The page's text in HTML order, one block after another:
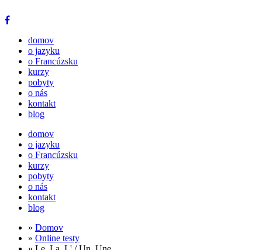
domov
o jazyku
o Francúzsku
kurzy
pobyty
o nás
kontakt
blog
domov
o jazyku
o Francúzsku
kurzy
pobyty
o nás
kontakt
blog
» Domov
» Online testy